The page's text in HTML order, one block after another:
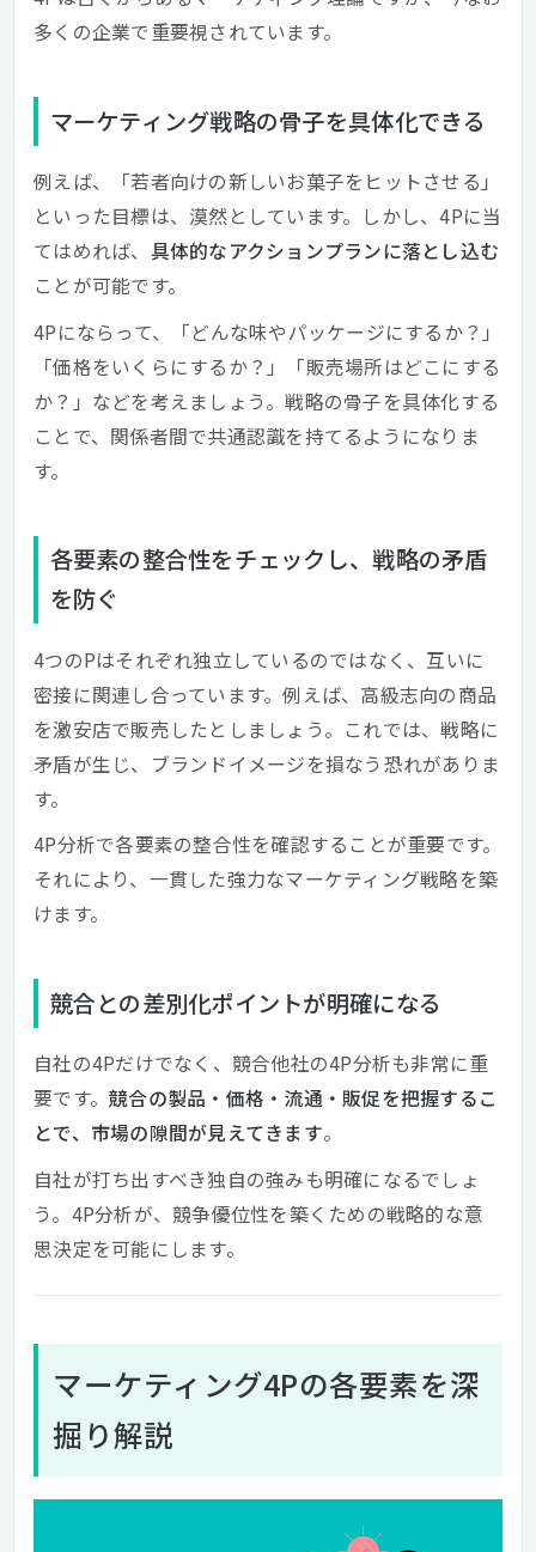
多くの企業で重要視されています。
マーケティング戦略の骨子を具体化できる
例えば、「若者向けの新しいお菓子をヒットさせる」
といった目標は、漠然としています。しかし、4Pに当
てはめれば、 具体的なアクションプランに落とし込む
ことが可能です。
4Pにならって、「どんな味やパッケージにするか？」
「価格をいくらにするか？」「販売場所はどこにする
か？」などを考えましょう。戦略の骨子を具体化する
ことで、関係者間で共通認識を持てるようになりま
す。
各要素の整合性をチェックし、戦略の矛盾
を防ぐ
4つのPはそれぞれ独立しているのではなく、互いに
密接に関連し合っています。例えば、高級志向の商品
を激安店で販売したとしましょう。これでは、戦略に
矛盾が生じ、ブランドイメージを損なう恐れがありま
す。
4P分析で各要素の整合性を確認することが重要です。
それにより、一貫した強力なマーケティング戦略を築
けます。
競合との差別化ポイントが明確になる
自社の4Pだけでなく、競合他社の4P分析も非常に重
要です。競合の製品・価格・流通・販促を把握するこ
とで、市場の隙間が見えてきます。
自社が打ち出すべき独自の強みも明確になるでしょ
う。4P分析が、競争優位性を築くための戦略的な意
思決定を可能にします。
マーケティング4Pの各要素を深
掘り解説